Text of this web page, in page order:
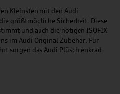
Kleinsten mit den Audi
größtmögliche Sicherheit. Diese
und auch die nötigen ISOFIX
im Audi Original Zubehör. Für
sorgen das Audi Plüschlenkrad